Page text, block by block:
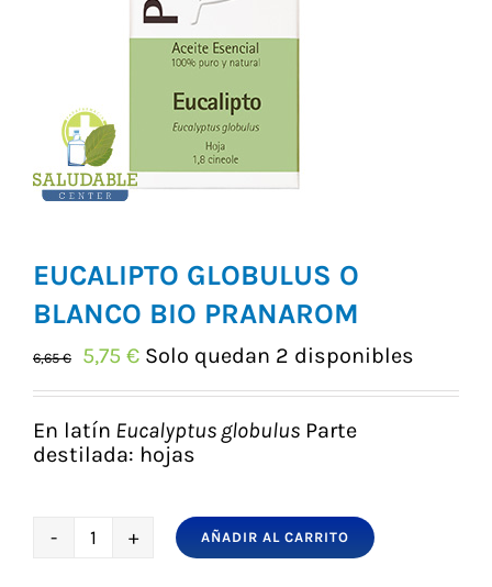
EUCALIPTO GLOBULUS O
BLANCO BIO PRANAROM
6,65€
El
original
era:
6,65 €.
5,75 €El
actual
es:
5,75 €.
Solo quedan 2 disponibles
En latín Eucalyptus globulus Parte
destilada: hojas
EUCALIPTO
AÑADIR AL CARRITO